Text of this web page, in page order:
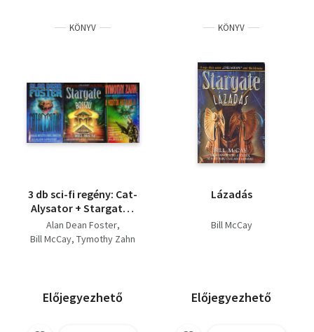
KÖNYV
3 db sci-fi regény: Cat-
Alysator + Stargate -
Bosszú + A hódítók
hatalma II.
Alan Dean Foster
Bill McCay Tymothy Zahn
Előjegyezhető
KÖNYV
Lázadás
Bill McCay
Előjegyezhető